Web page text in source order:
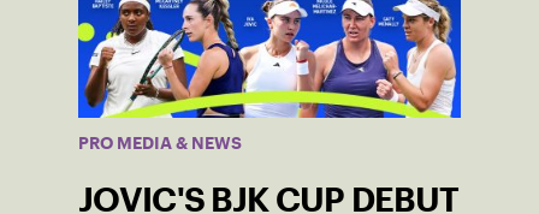
PRO MEDIA & NEWS
JOVIC'S BJK CUP DEBUT